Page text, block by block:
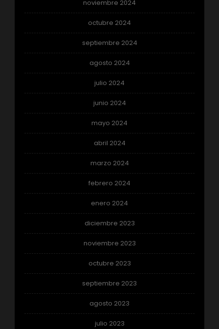
noviembre 2024
octubre 2024
septiembre 2024
agosto 2024
julio 2024
junio 2024
mayo 2024
abril 2024
marzo 2024
febrero 2024
enero 2024
diciembre 2023
noviembre 2023
octubre 2023
septiembre 2023
agosto 2023
julio 2023